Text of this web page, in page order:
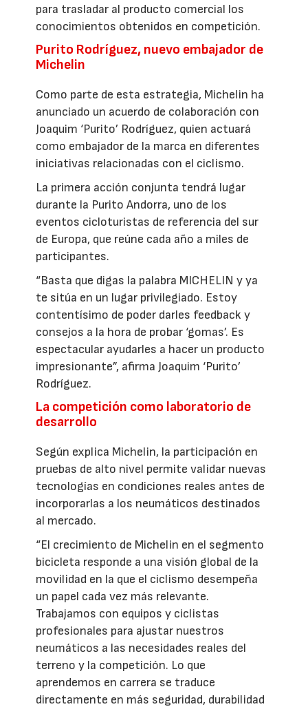
para trasladar al producto comercial los
conocimientos obtenidos en competición.
Purito Rodríguez, nuevo embajador de
Michelin
Como parte de esta estrategia, Michelin ha
anunciado un acuerdo de colaboración con
Joaquim ‘Purito’ Rodríguez, quien actuará
como embajador de la marca en diferentes
iniciativas relacionadas con el ciclismo.
La primera acción conjunta tendrá lugar
durante la Purito Andorra, uno de los
eventos cicloturistas de referencia del sur
de Europa, que reúne cada año a miles de
participantes.
“Basta que digas la palabra MICHELIN y ya
te sitúa en un lugar privilegiado. Estoy
contentísimo de poder darles feedback y
consejos a la hora de probar ‘gomas’. Es
espectacular ayudarles a hacer un producto
impresionante”, afirma Joaquim ‘Purito’
Rodríguez.
La competición como laboratorio de
desarrollo
Según explica Michelin, la participación en
pruebas de alto nivel permite validar nuevas
tecnologías en condiciones reales antes de
incorporarlas a los neumáticos destinados
al mercado.
“El crecimiento de Michelin en el segmento
bicicleta responde a una visión global de la
movilidad en la que el ciclismo desempeña
un papel cada vez más relevante.
Trabajamos con equipos y ciclistas
profesionales para ajustar nuestros
neumáticos a las necesidades reales del
terreno y la competición. Lo que
aprendemos en carrera se traduce
directamente en más seguridad, durabilidad